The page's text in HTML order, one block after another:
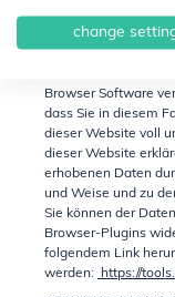
Dritte diese Daten
in keinem Fall Ihre
gespeichert werden,
Browser Software
dass Sie in diesem
dieser Website voll
dieser Website
erhobenen Daten
und Weise und zu
Sie können der
Browser-Plugins
folgendem Link
werden:
https://
change